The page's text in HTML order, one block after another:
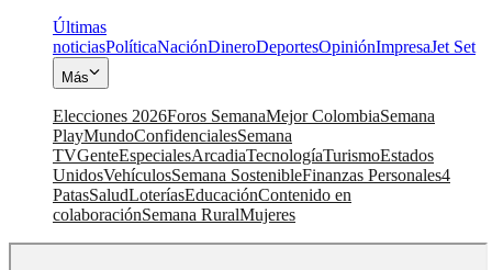
Últimas
noticiasPolíticaNaciónDineroDeportesOpiniónImpresaJet Set
Más
Elecciones 2026Foros SemanaMejor ColombiaSemana
PlayMundoConfidencialesSemana
TVGenteEspecialesArcadiaTecnologíaTurismoEstados
UnidosVehículosSemana SostenibleFinanzas Personales4
PatasSaludLoteríasEducaciónContenido en
colaboraciónSemana RuralMujeres